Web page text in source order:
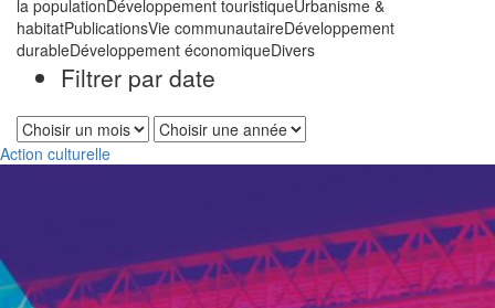
la populationDéveloppement touristiqueUrbanisme &
habitatPublicationsVie communautaireDéveloppement
durableDéveloppement économiqueDivers
Filtrer par date
Action culturelle